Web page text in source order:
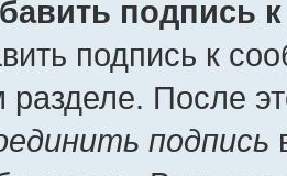
подпись
подпись к
разделе. После
подпись